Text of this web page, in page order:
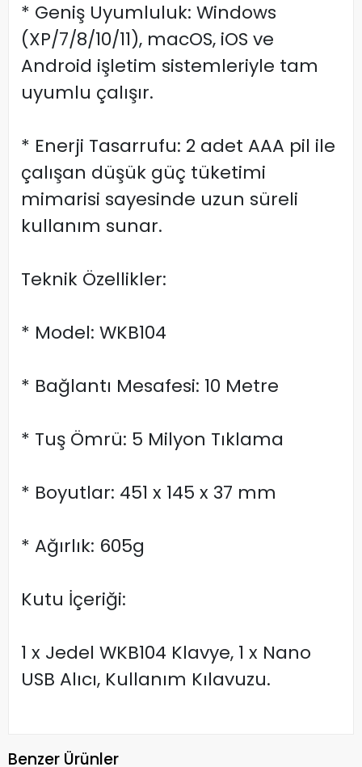
* Geniş Uyumluluk: Windows
(XP/7/8/10/11), macOS, iOS ve
Android işletim sistemleriyle tam
uyumlu çalışır.
* Enerji Tasarrufu: 2 adet AAA pil ile
çalışan düşük güç tüketimi
mimarisi sayesinde uzun süreli
kullanım sunar.
Teknik Özellikler:
* Model: WKB104
* Bağlantı Mesafesi: 10 Metre
* Tuş Ömrü: 5 Milyon Tıklama
* Boyutlar: 451 x 145 x 37 mm
* Ağırlık: 605g
Kutu İçeriği:
1 x Jedel WKB104 Klavye, 1 x Nano
USB Alıcı, Kullanım Kılavuzu.
Benzer Ürünler